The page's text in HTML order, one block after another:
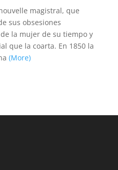
magistral, que
sus obsesiones
la mujer de su tiempo y
que la coarta. En 1850 la
(More)